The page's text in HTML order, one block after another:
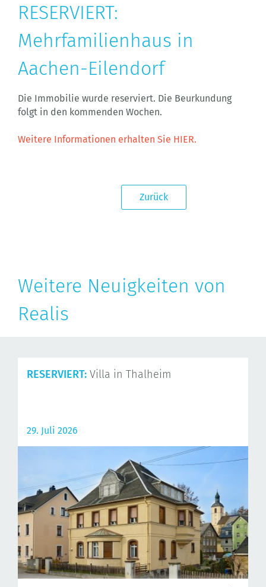
RESERVIERT:
Mehrfamilienhaus in
Aachen-Eilendorf
Die Immobilie wurde reserviert. Die Beurkundung
folgt in den kommenden Wochen.
Weitere Informationen erhalten Sie HIER.
Zurück
Weitere Neuigkeiten von
Realis
RESERVIERT: Villa in Thalheim
29. Juli 2026